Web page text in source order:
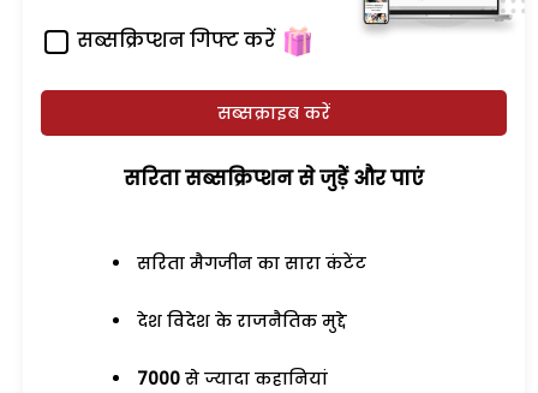
सब्सक्रिप्शन गिफ्ट करें
सब्सक्राइब करें
सरिता सब्सक्रिप्शन से जुड़ेें और पाएं
सरिता मैगजीन का सारा कंटेंट
देश विदेश के राजनैतिक मुद्दे
7000 से ज्यादा कहानियां